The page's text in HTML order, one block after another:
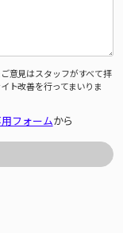
意見はスタッフがすべて拝
ト改善を行ってまいりま
フォームから